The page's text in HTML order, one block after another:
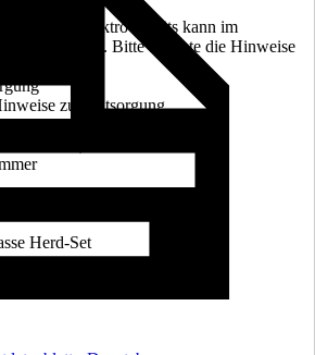
des Elektro-Geräts kann im
werden. Bitte beachte die Hinweise
zur Entsorgung
Laminate)
Dunstabzug
Herd-Set
Kühlschrank